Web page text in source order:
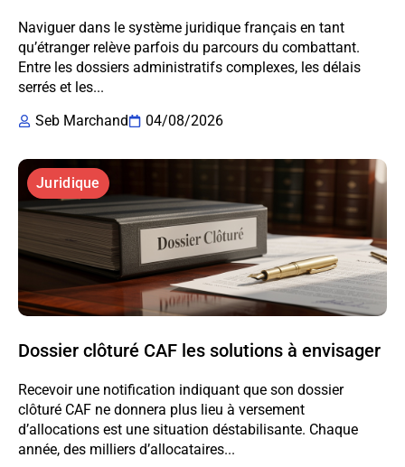
Naviguer dans le système juridique français en tant
qu’étranger relève parfois du parcours du combattant.
Entre les dossiers administratifs complexes, les délais
serrés et les...
Seb Marchand
04/08/2026
Juridique
Dossier clôturé CAF les solutions à envisager
Recevoir une notification indiquant que son dossier
clôturé CAF ne donnera plus lieu à versement
d’allocations est une situation déstabilisante. Chaque
année, des milliers d’allocataires...